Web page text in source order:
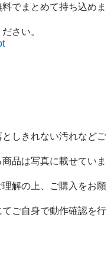
でまとめて持ち込めま
としきれない汚れなどご
品は写真に載せていま
解の上、ご購入をお願
ご自身で動作確認を行